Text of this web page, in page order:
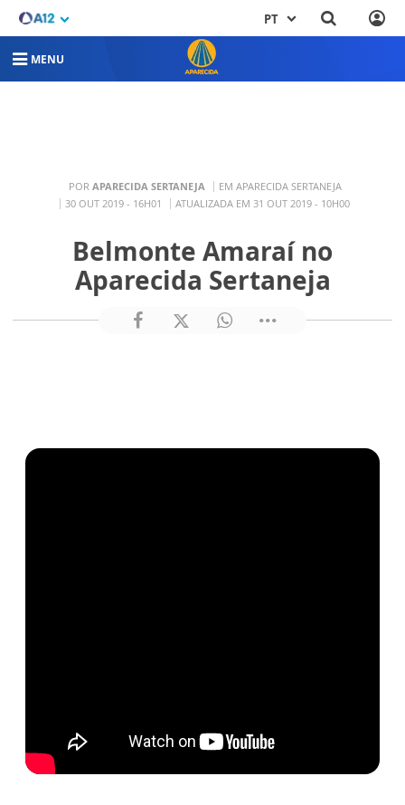
PT
MENU
POR APARECIDA SERTANEJA
EM APARECIDA SERTANEJA
30 OUT 2019 - 16H01
ATUALIZADA EM 31 OUT 2019 - 10H00
Belmonte Amaraí no
Aparecida Sertaneja